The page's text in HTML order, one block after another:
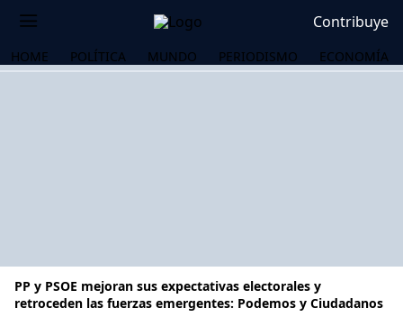
Contribuye
HOME POLÍTICA MUNDO PERIODISMO ECONOMÍA
PP y PSOE mejoran sus expectativas electorales y
retroceden las fuerzas emergentes: Podemos y Ciudadanos